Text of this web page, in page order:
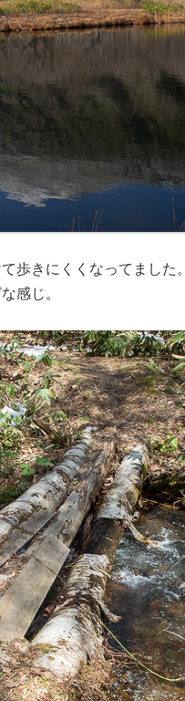
歩きにくくなってました。
感じ。